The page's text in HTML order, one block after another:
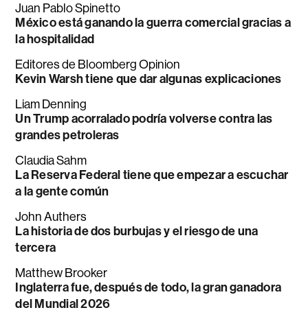
Juan Pablo Spinetto
México está ganando la guerra comercial gracias a
la hospitalidad
Editores de Bloomberg Opinion
Kevin Warsh tiene que dar algunas explicaciones
Liam Denning
Un Trump acorralado podría volverse contra las
grandes petroleras
Claudia Sahm
La Reserva Federal tiene que empezar a escuchar
a la gente común
John Authers
La historia de dos burbujas y el riesgo de una
tercera
Matthew Brooker
Inglaterra fue, después de todo, la gran ganadora
del Mundial 2026